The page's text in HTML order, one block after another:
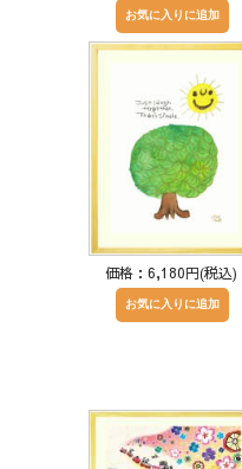
価格：6,180円(税込)